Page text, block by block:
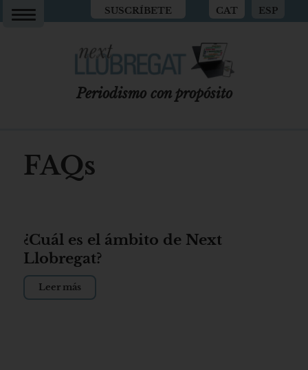
SUSCRÍBETE CAT ESP
Periodismo con propósito
FAQs
¿Cuál es el ámbito de Next
Llobregat?
Leer más